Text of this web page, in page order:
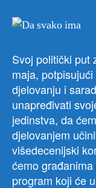
Svoj politički put
maja,
djelovanju i
unapređivati
jedinstva, da
djelovanjem
višedecenijski
ćemo
program koji će